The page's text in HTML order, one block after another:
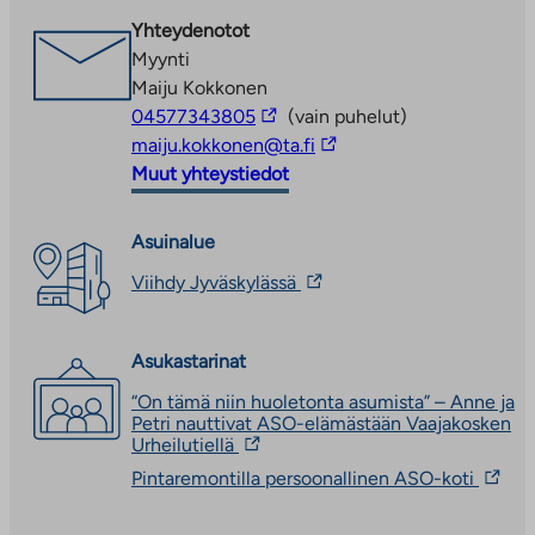
Asuntoa haetaan täyttämällä hakemus
osoitteessata.fi/asuntohakemukset/vuokrahakemus
Hakemusta täyttäessä valitse
toivekohteeksiHuoltopolku 2 A.
Asukasvalinnoissa huomioidaan hakijaruokakunnan
tulot, varallisuus ja asunnontarve Varken
asukasvalintaohjeistuksen mukaan.
uuteen
välilehteen
Yhteydenotot
Myynti
Maiju Kokkonen
04577343805Linkki
vie
ulkopuoliseen
palveluun
(vain puhelut)
maiju.kokkonen@ta.fi Linkki
Muut yhteystiedot
Asuinalue
Viihdy Jyväskylässä Linkki
uuteen
välilehteen
Asukastarinat
“On tämä niin huoletonta asumista” – Anne ja
Petri nauttivat ASO-elämästään Vaajakosken
Urheilutiellä Linkki
ulkopuoliseen
Pintaremontilla persoonallinen ASO-koti Linkki